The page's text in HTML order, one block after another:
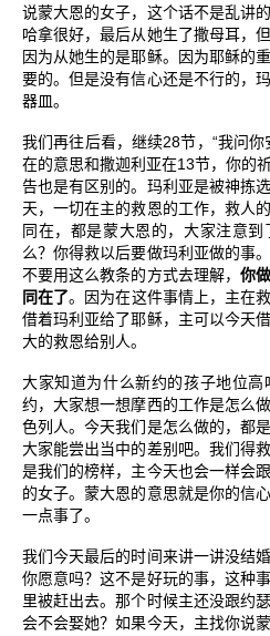
说蒙大恩的女子，这个话不是乱讲
哈拿很好，最后从她生了撒母耳，
因为从她生的是耶稣。因为耶稣的
要的。但是没有信心还是不行的，
器皿。
我们再往后看，继续28节， “我问你
在的意思和撒迦利亚在13节，你的
告也是有区别的。玛利亚是被神拣
天，一切在主的救恩的工作，救人
同在，都是蒙大恩的，大家注意
么？你得救以后要做玛利亚做的事
不要用这么教条的方式去理解， 你
同在了。因为在这件事情上，主在
借着玛利亚给了耶稣，主可以今天
大的救恩给别人。
大家知道为什么新约的孩子地位
约，大家想一想摩西的工作是怎么
色列人。今天我们是怎么做的，都
大家能尝出当中的差别吧。我们得
是我们的榜样，主今天也会一样会
的女子。蒙大恩的意思就是你的信
一点事了。
我们今天最后的时间来讲一讲没结
你愿意吗？这不是好玩的事，这种
里被赶出去。那个时候主还没跟约
会不会娶她？如果今天，主找你说